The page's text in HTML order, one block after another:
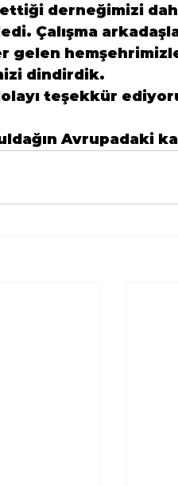
derneğimizi
Çalışma
gelen
dindirdik.
teşekkür
Avrupadaki